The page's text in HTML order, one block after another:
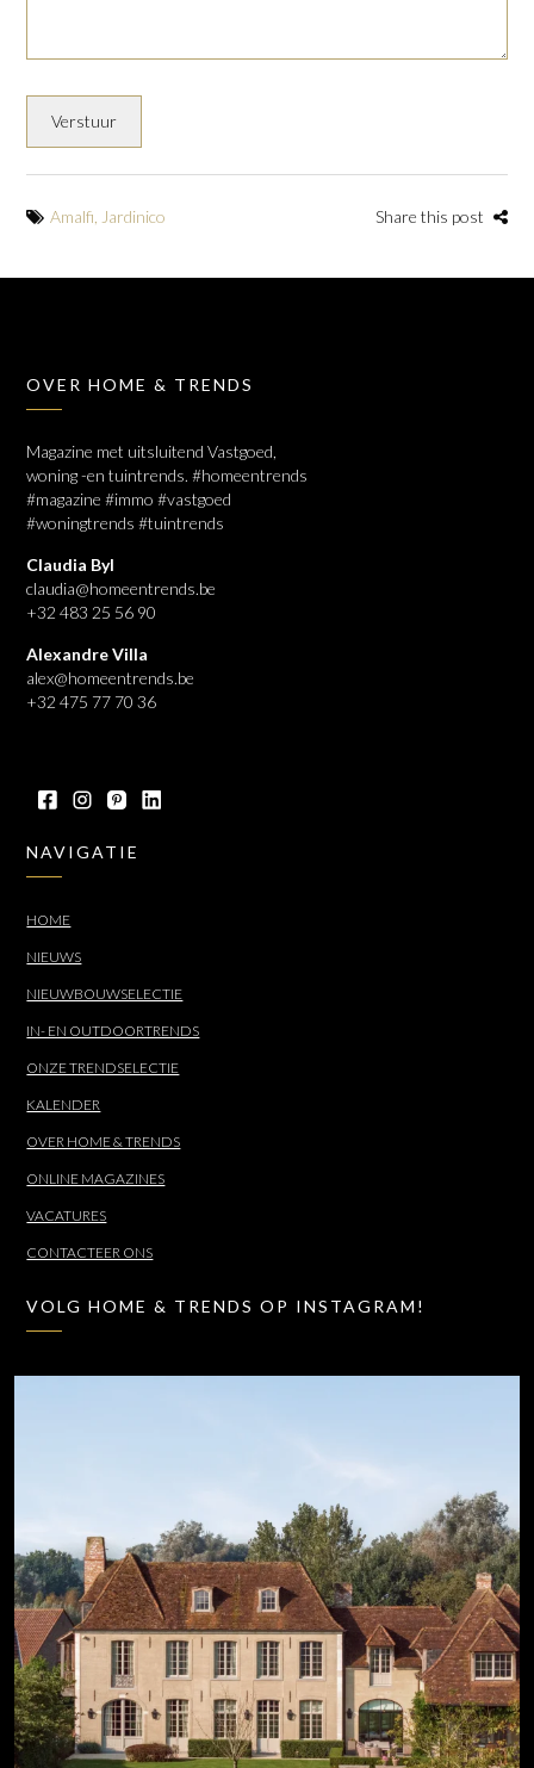
Amalfi Jardinico Share this post
OVER HOME & TRENDS
Magazine met uitsluitend Vastgoed,
woning -en tuintrends. #homeentrends
#magazine #immo #vastgoed
#woningtrends #tuintrends
Claudia Byl
claudia@homeentrends.be
+32 483 25 56 90
Alexandre Villa
alex@homeentrends.be
+32 475 77 70 36
NAVIGATIE
HOME
NIEUWS
NIEUWBOUWSELECTIE
IN- EN OUTDOORTRENDS
ONZE TRENDSELECTIE
KALENDER
OVER HOME & TRENDS
ONLINE MAGAZINES
VACATURES
CONTACTEER ONS
VOLG HOME & TRENDS OP INSTAGRAM!